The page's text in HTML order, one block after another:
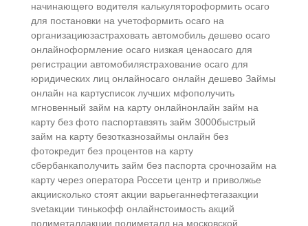
начинающего водителя калькулятороформить осаго
для постановки на учетоформить осаго на
организациюзастраховать автомобиль дешево осаго
онлайноформление осаго низкая ценаосаго для
регистрации автомобилястрахование осаго для
юридических лиц онлайносаго онлайн дешево Займы
онлайн на картусписок лучших мфополучить
мгновенный займ на карту онлайнонлайн займ на
карту без фото паспортавзять займ 3000быстрый
займ на карту безотказнозаймы онлайн без
фотокредит без процентов на карту
сбербанкаполучить займ без паспорта срочнозайм на
карту через оператора Россети центр и приволжье
акциисколько стоят акции варьеганнефтегазакции
svetакции тинькофф онлайнстоимость акций
полиметаллакции полиметалл на московской